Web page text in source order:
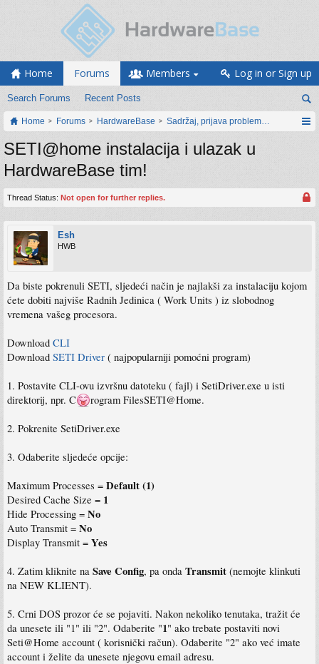
Home Forums
Search Forums Recent Posts
Members Log in or Sign up
Home Forums HardwareBase Sadržaj, prijava problema i prijedlozi
SETI@home instalacija i ulazak u
HardwareBase tim!
Thread Status: Not open for further replies.
Esh
HWB
Da biste pokrenuli SETI, sljedeći način je najlakši za instalaciju kojom
ćete dobiti najviše Radnih Jedinica ( Work Units ) iz slobodnog
vremena vašeg procesora.
Download CLI
Download SETI Driver ( najpopularniji pomoćni program)
1. Postavite CLI-ovu izvršnu datoteku ( fajl) i SetiDriver.exe u isti
direktorij, npr. C
rogram FilesSETI@Home.
2. Pokrenite SetiDriver.exe
3. Odaberite sljedeće opcije:
Maximum Processes = Default (1)
Desired Cache Size = 1
Hide Processing = No
Auto Transmit = No
Display Transmit = Yes
4. Zatim kliknite na Save Config, pa onda Transmit (nemojte klinkuti
na NEW KLIENT).
5. Crni DOS prozor će se pojaviti. Nakon nekoliko tenutaka, tražit će
da unesete ili "1" ili "2". Odaberite "1" ako trebate postaviti novi
Seti@Home account ( korisnički račun). Odaberite "2" ako već imate
account i želite da unesete njegovu email adresu.